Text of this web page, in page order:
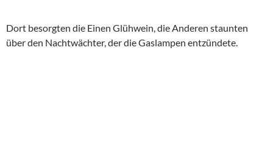
Dort besorgten die Einen Glühwein, die Anderen staunten
über den Nachtwächter, der die Gaslampen entzündete.